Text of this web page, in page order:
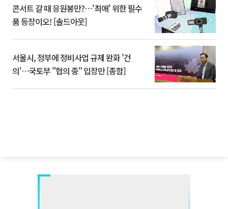
콘서트 갈 때 응원봉만?⋯'최애' 위한 필수
품 등장이오! [솔드아웃]
서울시, 정부에 정비사업 규제 완화 '건
의'⋯국토부 "협의 중" 입장만 [종합]